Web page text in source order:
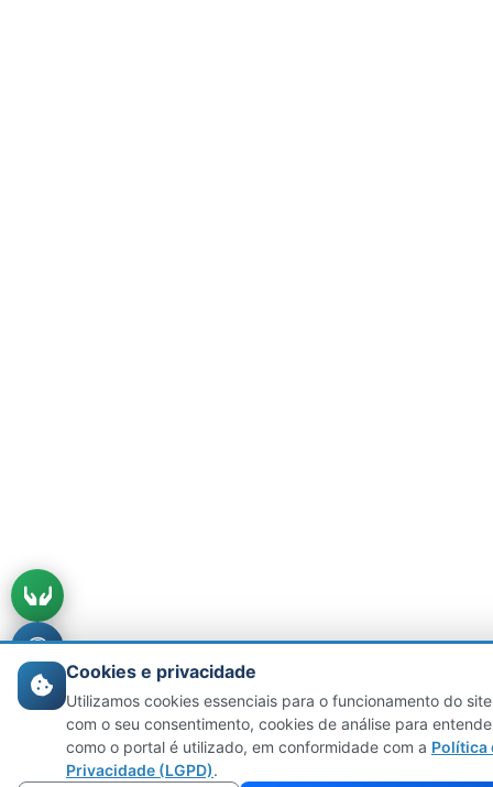
Cookies e privacidade
Utilizamos cookies essenciais para o funcionamento do
com o seu consentimento, cookies de análise para
como o portal é utilizado, em conformidade com a Política
Privacidade (LGPD).